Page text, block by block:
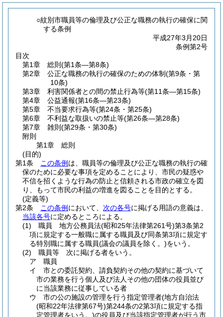
○紋別市職員等の倫理及び公正な職務の執行の確保に関
する条例
平成27年3月20日
条例第2号
目次
第1章
総則 (第1条―第8条)
第2章
公正な職務の執行の確保のための体制(第9条・第
10条)
第3章
利害関係者との間の禁止行為等(第11条―第15条)
第4章
公益通報(第16条―第23条)
第5章
不当要求行為等(第24条・第25条)
第6章
不利益な取扱いの禁止等(第26条―第28条)
第7章
雑則 (第29条・第30条)
附則
第1章
総則
(目的)
第1条
この条例 は、職員等の倫理及び公正な職務の執行の確
保のために必要な事項を定めることにより、市民の疑惑や
不信を招くような行為の防止と信頼される市政の確立を図
り、もって市民の利益の増進を図ることを目的とする。
(定義等)
第2条
この条例 において、 次の各号に掲げる用語の意義は、
当該各号に定めるところによる。
(1)
職員 地方公務員法(昭和25年法律第261号)第3条第2
項に規定する一般職に属する職員及び同条第3項に規定す
る特別職に属する職員(議会の議員を除く。)をいう。
(2)
職員等 次に掲げる者をいう。
ア
職員
イ
市との委託契約、請負契約その他の契約に基づいて
市の業務を行う個人及び法人その他の団体の役員並び
に当該業務に従事している者
ウ
市の公の施設の管理を行う指定管理者(地方自治法
(昭和22年法律第67号)第244条の2第3項に規定する指
定管理者をいう。)の役員及び当該指定管理者が行う市